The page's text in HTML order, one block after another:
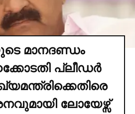
മാനദണ്ഡം
പ്ലീഡര്‍
ലോയേഴ്സ്